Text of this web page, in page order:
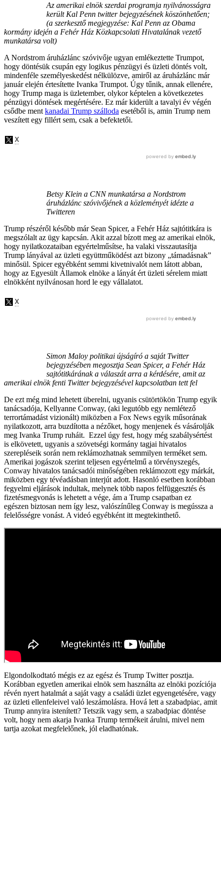
Az amerikai elnök szerdai programja nyilvánosságra
került Kal Penn twitter bejegyzésének köszönhetően;
(a szerkesztő megjegyzése: Kal Penn az Obama
kormány idején a Fehér Ház Közkapcsolati Hivatalának vezető
munkatársa volt)
A Nordstrom áruházlánc szóvivője ugyan emlékeztette Trumpot,
hogy döntésük csupán egy logikus pénzügyi és üzleti döntés volt,
mindenféle személyeskedést nélkülözve, amiről az áruházlánc már
január elején értesítette Ivanka Trumpot. Úgy tűnik, annak ellenére,
hogy Trump maga is üzletember, olykor képtelen a következetes
pénzügyi döntések megértésére. Ez már kiderült a tavalyi év végén
csődbe ment kanadai Trump szálloda esetéből is, amin Trump nem
veszített egy fillért sem, csak a befektetői.
Betsy Klein a CNN munkatársa a Nordstrom
áruházlánc szóvivőjének a közleményét idézte a
Twitteren
Trump részéről később már Sean Spicer, a Fehér Ház sajtótitkára is
megszólalt az ügy kapcsán. Akit azzal bízott meg az amerikai elnök,
hogy nyilatkozataiban egyértelműsítse, ha valaki visszautasítja
Trump lányával az üzleti együttműködést azt bizony „támadásnak”
minősül. Spicer egyébként semmi kivetnivalót nem látott abban,
hogy az Egyesült Államok elnöke a lányát ért üzleti sérelem miatt
elnökként nyilvánosan hord le egy vállalatot.
Simon Maloy politikai újságíró a saját Twitter
bejegyzésében megosztja Sean Spicer, a Fehér Ház
sajtótitkárának a válaszát arra a kérdésére, amit az
amerikai elnök fenti Twitter bejegyzésével kapcsolatban tett fel
De ezt még mind lehetett überelni, ugyanis csütörtökön Trump egyik
tanácsadója, Kellyanne Conway, (aki legutóbb egy nemlétező
terrortámadást vizionált) miközben a Fox News egyik műsorának
nyilatkozott, arra buzdította a nézőket, hogy menjenek és vásárolják
meg Ivanka Trump ruháit. Ezzel úgy fest, hogy még szabálysértést
is elkövetett, ugyanis a szövetségi kormány tagjai hivatalos
szerepléseik során nem reklámozhatnak semmilyen terméket sem.
Amerikai jogászok szerint teljesen egyértelmű a törvényszegés,
Conway hivatalos tanácsadói minőségében reklámozott egy márkát,
miközben egy tévéadásban interjút adott. Hasonló esetben korábban
fegyelmi eljárások indultak, melynek több napos felfüggesztés és
fizetésmegvonás is lehetett a vége, ám a Trump csapatban ez
egészen biztosan nem így lesz, valószínűleg Conway is megússza a
felelősségre vonást. A videó egyébként itt megtekinthető.
Elgondolkodtató mégis ez az egész és Trump Twitter posztja.
Korábban egyetlen amerikai elnök sem használta az elnöki pozíciója
révén nyert hatalmát a saját vagy a családi üzlet egyengetésére, vagy
az üzleti ellenfeleivel való leszámolásra. Hová lett a szabadpiac, amit
Trump annyira istenített? Tetszik vagy sem, a szabadpiac döntése
volt, hogy nem akarja Ivanka Trump termékeit árulni, mivel nem
tartja azokat megfelelőnek, jól eladhatónak.